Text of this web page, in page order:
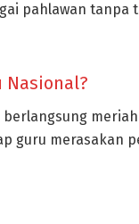
pahlawan tanpa
Nasional?
guru merasakan